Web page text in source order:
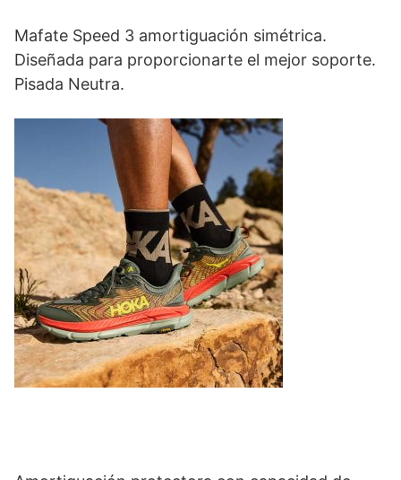
Mafate Speed 3 amortiguación simétrica.
Diseñada para proporcionarte el mejor soporte.
Pisada Neutra.